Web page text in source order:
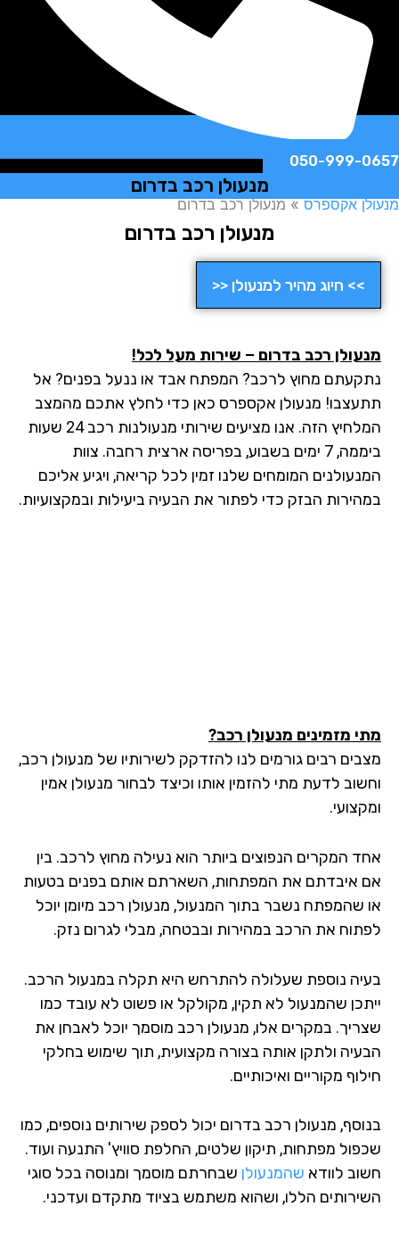
050-999-
מנעולן רכב בדרום
אקספרס»מנעולן רכב בדרום
מנעולן רכב בדרום
>> חיוג מהיר למנעולן <<
רכב בדרום – שירות מעל לכל!
מחוץ לרכב? המפתח אבד או ננעל בפנים? אל
מנעולן אקספרס כאן כדי לחלץ אתכם מהמצב
המלחיץ הזה. אנו מציעים שירותי מנעולנות רכב 24 שעות
ביממה, 7 ימים בשבוע, בפריסה ארצית רחבה. צוות
המומחים שלנו זמין לכל קריאה, ויגיע אליכם
הבזק כדי לפתור את הבעיה ביעילות ובמקצועיות.
מזמינים מנעולן רכב?
רבים גורמים לנו להזדקק לשירותיו של מנעולן רכב,
לדעת מתי להזמין אותו וכיצד לבחור מנעולן אמין
המקרים הנפוצים ביותר הוא נעילה מחוץ לרכב. בין
איבדתם את המפתחות, השארתם אותם בפנים בטעות
שהמפתח נשבר בתוך המנעול, מנעולן רכב מיומן יוכל
את הרכב במהירות ובבטחה, מבלי לגרום נזק.
נוספת שעלולה להתרחש היא תקלה במנעול הרכב.
שהמנעול לא תקין, מקולקל או פשוט לא עובד כמו
במקרים אלו, מנעולן רכב מוסמך יוכל לאבחן את
ולתקן אותה בצורה מקצועית, תוך שימוש בחלקי
מקוריים ואיכותיים.
מנעולן רכב בדרום יכול לספק שירותים נוספים, כמו
מפתחות, תיקון שלטים, החלפת סוויץ' התנעה ועוד.
לוודאשהמנעולןשבחרתם מוסמך ומנוסה בכל סוגי
הללו, ושהוא משתמש בציוד מתקדם ועדכני.